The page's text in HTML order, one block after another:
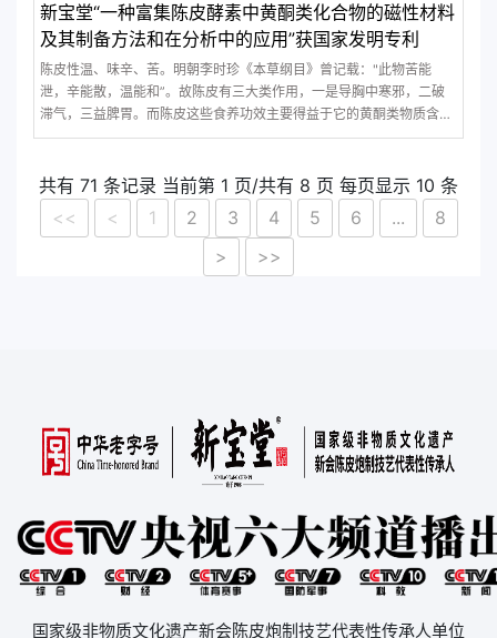
新宝堂“一种富集陈皮酵素中黄酮类化合物的磁性材料
及其制备方法和在分析中的应用”获国家发明专利
陈皮性温、味辛、苦。明朝李时珍《本草纲目》曾记载："此物苦能
泄，辛能散，温能和”。故陈皮有三大类作用，一是导胸中寒邪，二破
滞气，三益脾胃。而陈皮这些食养功效主要得益于它的黄酮类物质含量
丰富。[1]新会陈皮酵素中含有多种抗氧化作用的黄酮类物质，包括橙皮
橘素等)。经现代研究证实
共有 71 条记录 当前第 1 页/共有 8 页 每页显示 10 条
<<
< 1 2 3 4 5 6 ...
8
>
>>
国家级非物质文化遗产新会陈皮炮制技艺代表性传承人单位